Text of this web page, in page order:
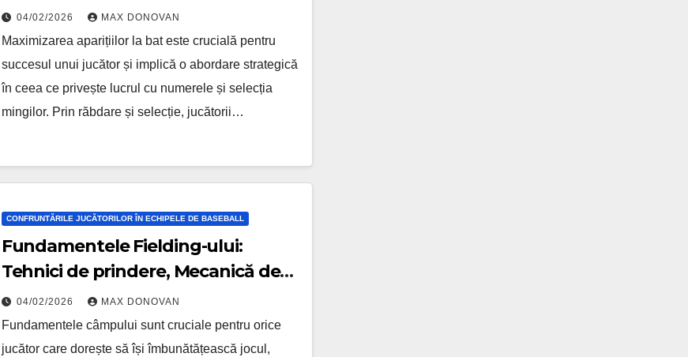
muncă, Selecția mingii
04/02/2026 MAX DONOVAN
Maximizarea aparițiilor la bat este crucială pentru
succesul unui jucător și implică o abordare strategică
în ceea ce privește lucrul cu numerele și selecția
mingilor. Prin răbdare și selecție, jucătorii…
CONFRUNTĂRILE JUCĂTORILOR ÎN ECHIPELE DE BASEBALL
Fundamentele Fielding-ului:
Tehnici de prindere, Mecanică de
aruncare, Mișcări ale picioarelor
04/02/2026 MAX DONOVAN
Fundamentele câmpului sunt cruciale pentru orice
jucător care dorește să își îmbunătățească jocul,